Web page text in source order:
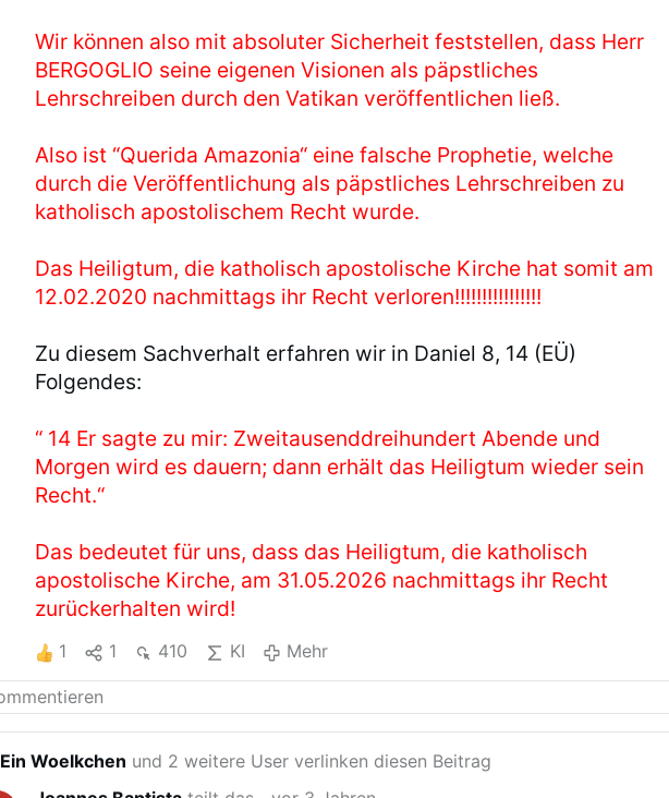
Wir können also mit absoluter Sicherheit feststellen, dass Herr
BERGOGLIO seine eigenen Visionen als päpstliches
Lehrschreiben durch den Vatikan veröffentlichen ließ.
Also ist “Querida Amazonia“ eine falsche Prophetie, welche
durch die Veröffentlichung als päpstliches Lehrschreiben zu
katholisch apostolischem Recht wurde.
Das Heiligtum, die katholisch apostolische Kirche hat somit am
12.02.2020 nachmittags ihr Recht verloren!!!!!!!!!!!!!!!!
Zu diesem Sachverhalt erfahren wir in Daniel 8, 14 (EÜ)
Folgendes:
“ 14 Er sagte zu mir: Zweitausenddreihundert Abende und
Morgen wird es dauern; dann erhält das Heiligtum wieder sein
Recht.“
Das bedeutet für uns, dass das Heiligtum, die katholisch
apostolische Kirche, am 31.05.2026 nachmittags ihr Recht
zurückerhalten wird!
1 1 410 KI Mehr
Ein Woelkchen und 2 weitere User verlinken diesen Beitrag